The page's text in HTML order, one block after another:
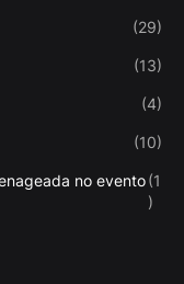
(29)
(13)
(4)
(10)
no evento(1
)